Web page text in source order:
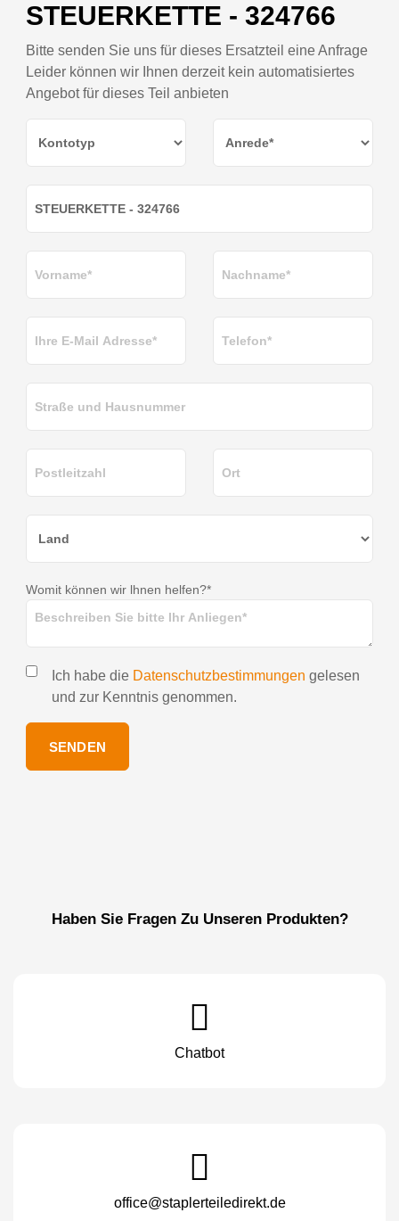
STEUERKETTE - 324766
Bitte senden Sie uns für dieses Ersatzteil eine Anfrage
Leider können wir Ihnen derzeit kein automatisiertes
Angebot für dieses Teil anbieten
Womit können wir lhnen helfen?*
Ich habe die Datenschutzbestimmungen gelesen
und zur Kenntnis genommen.
SENDEN
Haben Sie Fragen Zu Unseren Produkten?
Chatbot
office@staplerteiledirekt.de